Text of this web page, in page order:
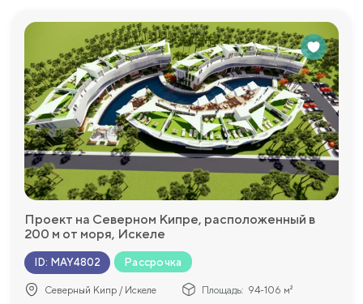
Проект на Северном Кипре, расположенный в
200 м от моря, Искеле
ID: MAY4802 Рассрочка
Северный Кипр / Искеле Площадь: 94-106 м²